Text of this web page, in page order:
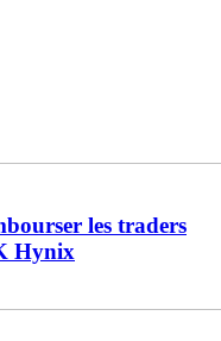
les traders
Hynix